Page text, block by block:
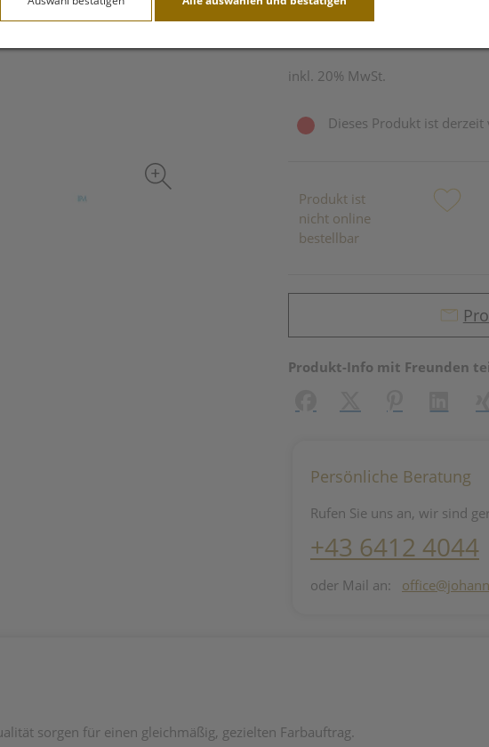
inkl. 20% MwSt.
Dieses Produkt ist
Produkt ist
nicht online
bestellbar
Produkt-Info mit Freunden
Persönliche Beratung
Rufen Sie uns an, wir sind
+43 6412 4044
oder Mail an:
sorgen für einen gleichmäßig, gezielten Farbauftrag.